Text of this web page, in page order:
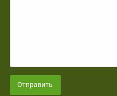
Отправить